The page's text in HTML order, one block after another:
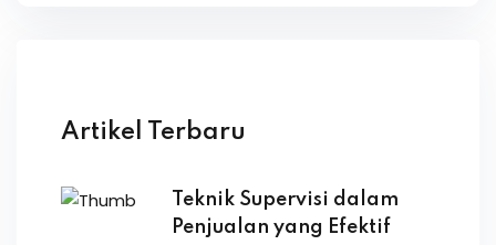
Artikel Terbaru
Teknik Supervisi dalam
Penjualan yang Efektif